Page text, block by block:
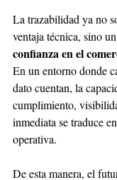
La trazabilidad ya no
ventaja técnica, sino
confianza en el
En un entorno donde
dato cuentan, la
cumplimiento,
inmediata se traduce
operativa.
De esta manera, el